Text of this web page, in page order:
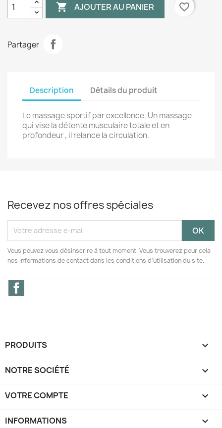
 AJOUTER AU PANIER favorite_border
Partager
Description Détails du produit
Le massage sportif par excellence. Un massage
qui vise la détente musculaire totale et en
profondeur , il relance la circulation.
Recevez nos offres spéciales
Vous pouvez vous désinscrire à tout moment. Vous trouverez pour cela
nos informations de contact dans les conditions d'utilisation du site.
PRODUITS 
NOTRE SOCIÉTÉ 
VOTRE COMPTE 
INFORMATIONS keyboard_arrow_down